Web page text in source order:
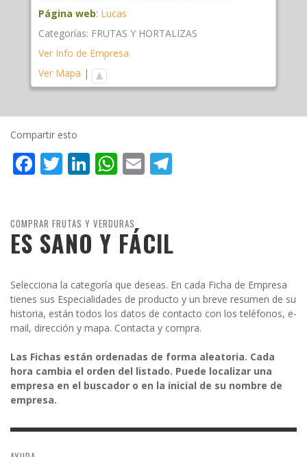
Página web: Lucas
Categorías: FRUTAS Y HORTALIZAS
Ver Info de Empresa
Ver Mapa |
Compartir esto
Facebook
Twitter
LinkedIn
WhatsApp
Email
COMPRAR FRUTAS Y VERDURAS
ES SANO Y FÁCIL
Selecciona la categoría que deseas. En cada Ficha de Empresa
tienes sus Especialidades de producto y un breve resumen de su
historia, están todos los datos de contacto con los teléfonos, e-
mail, dirección y mapa. Contacta y compra.
Las Fichas están ordenadas de forma aleatoria. Cada
hora cambia el orden del listado. Puede localizar una
empresa en el buscador o en la inicial de su nombre de
empresa.